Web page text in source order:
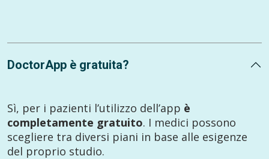
DoctorApp è gratuita?
Sì, per i pazienti l’utilizzo dell’app è
completamente gratuito. I medici possono
scegliere tra diversi piani in base alle esigenze
del proprio studio.